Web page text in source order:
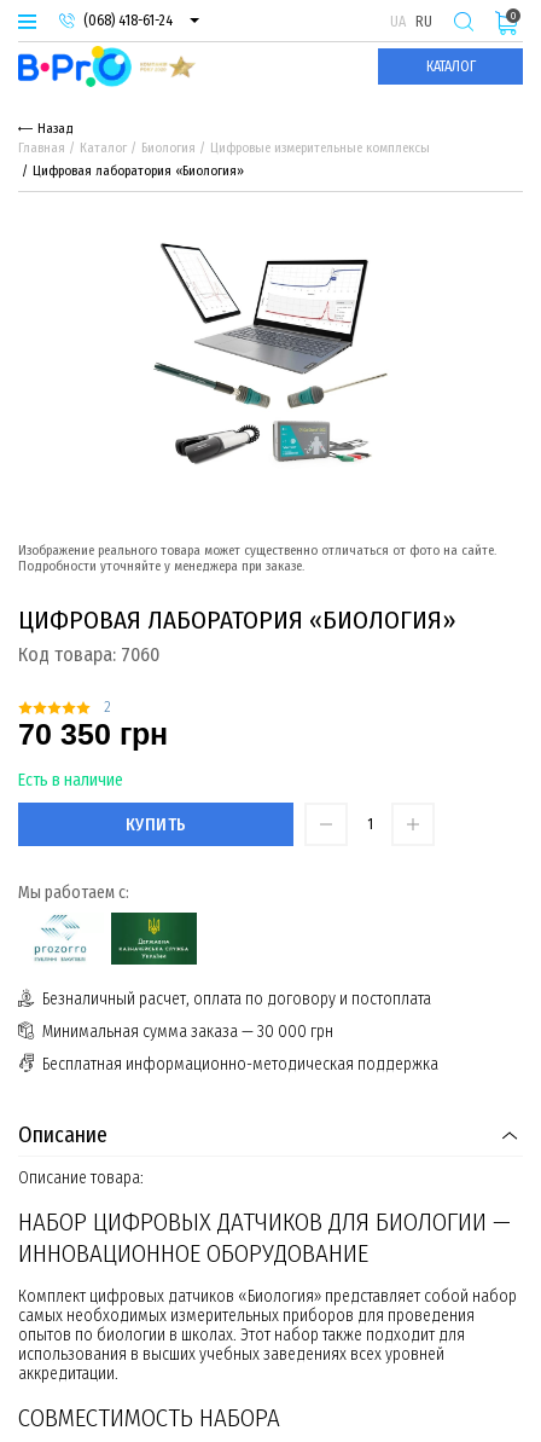
(068) 418-61-24
(093) 974-66-94
(095) 987-29-55
UA RU
КАТАЛОГ
0
Назад
Главная
Каталог Биология
Цифровые измерительные комплексы
Цифровая лаборатория «Биология»
Изображение реального товара может существенно отличаться от фото на сайте.
Подробности уточняйте у менеджера при заказе.
ЦИФРОВАЯ ЛАБОРАТОРИЯ «БИОЛОГИЯ»
Код товара: 7060
2
70 350 грн
Есть в наличие
КУПИТЬ
Мы работаем с:
Безналичный расчет, оплата по договору и постоплата
Минимальная сумма заказа — 30 000 грн
Бесплатная информационно-методическая поддержка
Описание
Описание товара:
НАБОР ЦИФРОВЫХ ДАТЧИКОВ ДЛЯ БИОЛОГИИ —
ИННОВАЦИОННОЕ ОБОРУДОВАНИЕ
Комплект цифровых датчиков «Биология» представляет собой набор
самых необходимых измерительных приборов для проведения
опытов по биологии в школах. Этот набор также подходит для
использования в высших учебных заведениях всех уровней
аккредитации.
СОВМЕСТИМОСТЬ НАБОРА